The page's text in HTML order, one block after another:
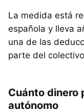
La medida está
española y lleva
una de las
parte del
Cuánto dinero
autónomo